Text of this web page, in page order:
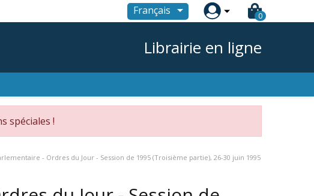
Français  0
Librairie en ligne
spéciales !
- Ordres du Jour - Session de 1995 (Troisième partie), 26-30 juin 1995